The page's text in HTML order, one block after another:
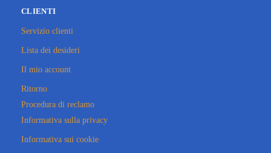
CLIENTI
Servizio clienti
Lista dei desideri
Il mio account
Ritorno
Procedura di reclamo
Informativa sulla privacy
Informativa sui cookie